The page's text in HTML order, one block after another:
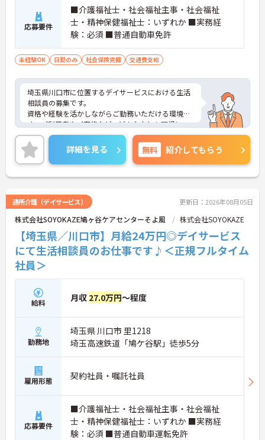
ォローが可能です ・職種を超えた連携が根付いてい
る風通しの良い職場で、70歳までの再雇用制度のも
と長く働けます
応募要件
■介護福祉士・社会福祉主事・社会福祉
士・精神保健福祉士：いずれか ■実務経
験：必須 ■普通自動車免許
未経験OK 日勤のみ 社会保険完備 交通費支給
埼玉県川口市に位置するデイサービスにおける生活
相談員の募集です。
資格や経験を活かしながらご勤務いただける環境で
す。ご利用者やご家族など、どんな方とも円滑にコ
ミュニケーションをとれる方を募集しています。
ご興味のある方には、面接対策ポイントなど、さら
に詳細をご案内しますのでお気軽にご相談くださ
い！
詳細を見る 無料 紹介してもらう
通所介護（デイサービス） 更新日：2026年08月05日
株式会社SOYOKAZE鳩ヶ谷ケアセンターそよ風 株式会社SOYOKAZE
【埼玉県／川口市】月給24万円◎デイサービス
にて生活相談員のお仕事です♪＜正規フルタイム
社員＞
給料 月収 27.0万円～程度
勤務地
埼玉県 川口市 里1218
埼玉高速鉄道「鳩ケ谷駅」徒歩5分
雇用形態 契約社員・嘱託社員
応募要件
■介護福祉士・社会福祉主事・社会福祉
士・精神保健福祉士：いずれか ■実務経
験：必須 ■普通自動車運転免許